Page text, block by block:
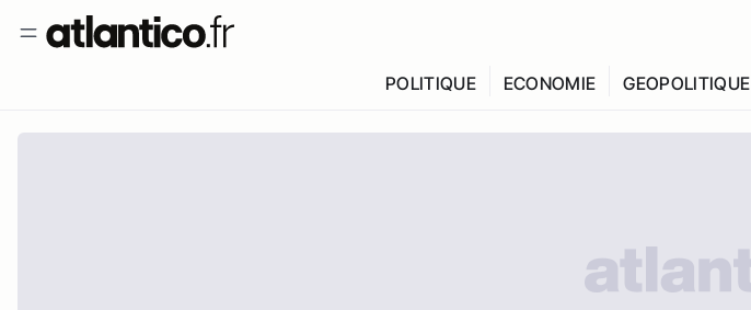
POLITIQUE ECONOMIE GEOPOLITIQUE